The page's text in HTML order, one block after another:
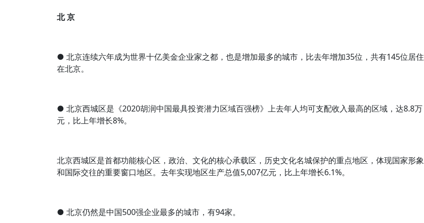
北 京
● 北京连续六年成为世界十亿美金企业家之都，也是增加最多的城市，比去年增加35位，共有145位居住
在北京。
● 北京西城区是《2020胡润中国最具投资潜力区域百强榜》上去年人均可支配收入最高的区域，达8.8万
元，比上年增长8%。
北京西城区是首都功能核心区，政治、文化的核心承载区，历史文化名城保护的重点地区，体现国家形象
和国际交往的重要窗口地区。去年实现地区生产总值5,007亿元，比上年增长6.1%。
● 北京仍然是中国500强企业最多的城市，有94家。